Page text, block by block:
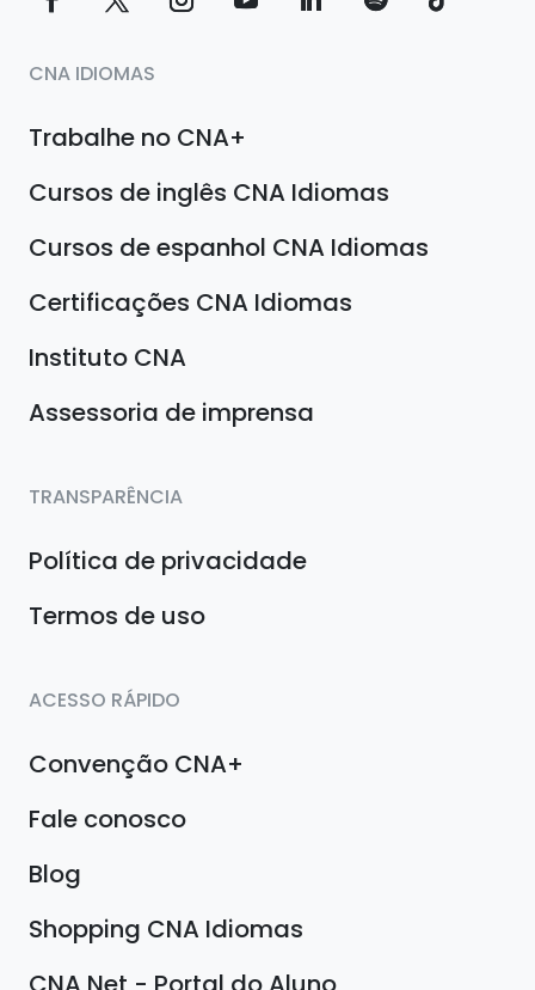
CNA IDIOMAS
Trabalhe no CNA+
Cursos de inglês CNA Idiomas
Cursos de espanhol CNA Idiomas
Certificações CNA Idiomas
Instituto CNA
Assessoria de imprensa
TRANSPARÊNCIA
Política de privacidade
Termos de uso
ACESSO RÁPIDO
Convenção CNA+
Fale conosco
Blog
Shopping CNA Idiomas